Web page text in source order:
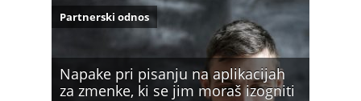
Napake pri pisanju na aplikacijah
za zmenke, ki se jim moraš izogniti
Partnerski odnos